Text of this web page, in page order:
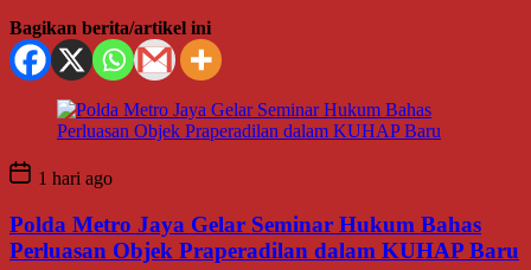
Bagikan berita/artikel ini
1 hari ago
Polda Metro Jaya Gelar Seminar Hukum Bahas
Perluasan Objek Praperadilan dalam KUHAP Baru